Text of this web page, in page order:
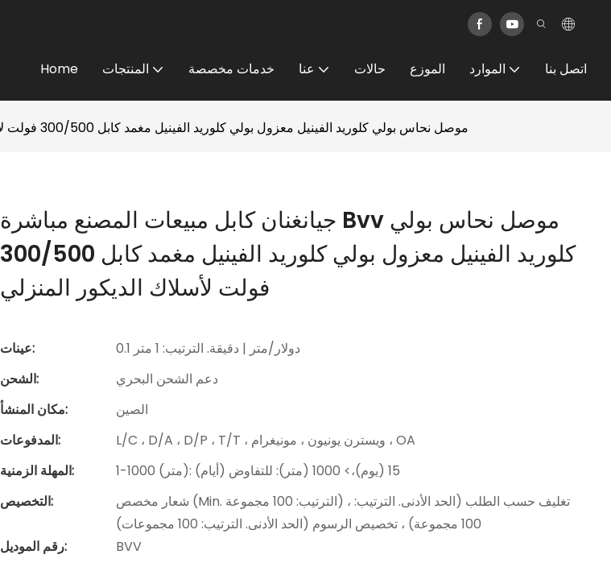
Home المنتجات خدمات مخصصة عنا حالات الموزع الموارد اتصل بنا
جيانغنان كابل مبيعات المصنع مباشرة Bvv موصل نحاس بولي كلوريد الفينيل معزول بولي كلوريد الفينيل مغمد كابل 300/500 فولت لأسلاك الديكور المنزلي
جيانغنان كابل مبيعات المصنع مباشرة Bvv موصل نحاس بولي
كلوريد الفينيل معزول بولي كلوريد الفينيل مغمد كابل 300/500
فولت لأسلاك الديكور المنزلي
عينات:
0.1 دولار/متر | دقيقة. الترتيب: 1 متر
الشحن:
دعم الشحن البحري
مكان المنشأ:
الصين
المدفوعات:
L/C ، D/A ، D/P ، T/T ، ويسترن يونيون ، مونيغرام ، OA
المهلة الزمنية:
1-1000 (متر): 15 (يوم)،> 1000 (متر): للتفاوض (أيام)
التخصيص:
شعار مخصص (Min. الترتيب: 100 مجموعة) ، تغليف حسب الطلب (الحد الأدنى. الترتيب:
100 مجموعة) ، تخصيص الرسوم (الحد الأدنى. الترتيب: 100 مجموعات)
رقم الموديل:
BVV